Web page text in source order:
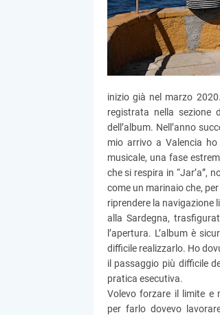
inizio già nel marzo
registrata nella sezione
dell’album. Nell’anno
mio arrivo a Valencia
musicale, una fase
che si respira in “Jar’a”,
come un marinaio che,
riprendere la navigazione
alla Sardegna,
l’apertura. L’album è
difficile realizzarlo. Ho
il passaggio più difficile
pratica esecutiva.
Volevo forzare il limite e
per farlo dovevo